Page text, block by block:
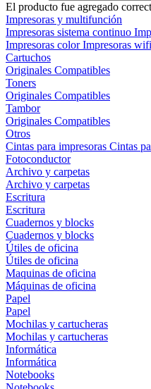
El producto fue agregado
Impresoras y multifunción
Impresoras sistema continuo
Impresoras colorImpresoras wifi
Cartuchos
Originales Compatibles
Toners
Originales Compatibles
Tambor
Originales Compatibles
Otros
Cintas para impresoras Cintas
Fotoconductor
Archivo y carpetas
Archivo y carpetas
Escritura
Escritura
Cuadernos y blocks
Cuadernos y blocks
Útiles de oficina
Útiles de oficina
Maquinas de oficina
Máquinas de oficina
Papel
Papel
Mochilas y cartucheras
Mochilas y cartucheras
Informática
Informática
Notebooks